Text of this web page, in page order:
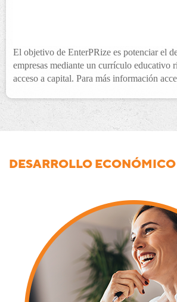
El objetivo de EnterPRize es potenciar el
empresas mediante un currículo educativo
acceso a capital. Para más información
DESARROLLO